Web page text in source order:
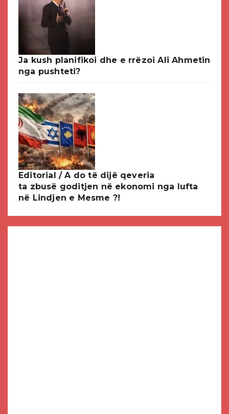
Ja kush planifikoi dhe e rrëzoi Ali Ahmetin
nga pushteti?
Editorial / A do të dijë qeveria
ta zbusë goditjen në ekonomi nga lufta
në Lindjen e Mesme ?!